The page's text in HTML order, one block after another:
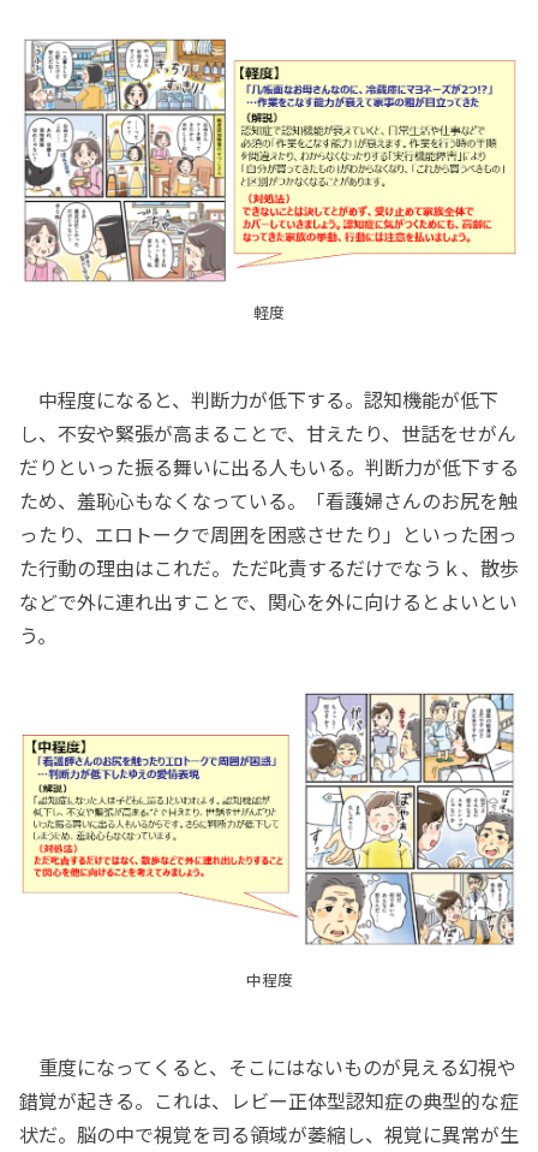
軽度
中程度になると、判断力が低下する。認知機能が低下
し、不安や緊張が高まることで、甘えたり、世話をせがん
だりといった振る舞いに出る人もいる。判断力が低下する
ため、羞恥心もなくなっている。「看護婦さんのお尻を触
ったり、エロトークで周囲を困惑させたり」といった困っ
た行動の理由はこれだ。ただ叱責するだけでなうｋ、散歩
などで外に連れ出すことで、関心を外に向けるとよいとい
う。
中程度
重度になってくると、そこにはないものが見える幻視や
錯覚が起きる。これは、レビー正体型認知症の典型的な症
状だ。脳の中で視覚を司る領域が萎縮し、視覚に異常が生